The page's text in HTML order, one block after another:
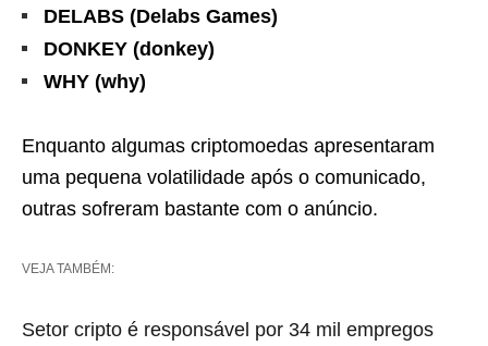
DELABS (Delabs Games)
DONKEY (donkey)
WHY (why)
Enquanto algumas criptomoedas apresentaram
uma pequena volatilidade após o comunicado,
outras sofreram bastante com o anúncio.
VEJA TAMBÉM:
Setor cripto é responsável por 34 mil empregos